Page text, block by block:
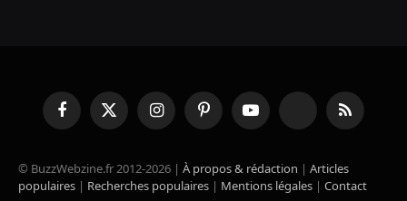
FacebookX
(Twitter)
InstagramPinterestYouTube TikTok RSS
© BuzzWebzine.fr 2012-2026 | À propos & rédaction | Articles
populaires | Recherches populaires | Mentions légales | Contact